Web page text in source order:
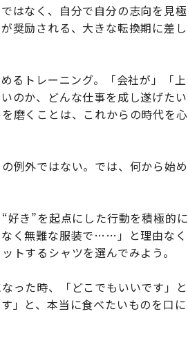
はなく、自分で自分の志向を見極
奨励される、大きな転換期に差し
るトレーニング。「会社が」「上
のか、どんな仕事を成し遂げたい
磨くことは、これからの時代を心
例外ではない。では、何から始め
好き”を起点にした行動を積極的に
く無難な服装で……」と理由なく
トするシャツを選んでみよう。
った時、「どこでもいいです」と
」と、本当に食べたいものを口に